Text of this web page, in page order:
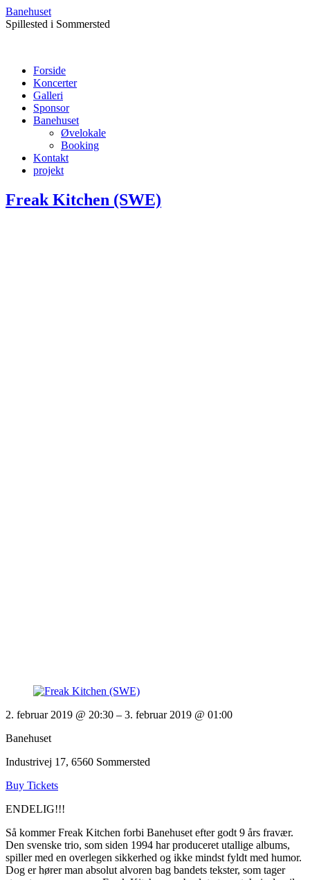
Banehuset
Spillested i Sommersted
Forside
Koncerter
Galleri
Sponsor
Banehuset
Øvelokale
Booking
Kontakt
projekt
Freak Kitchen (SWE)
2. februar 2019 @ 20:30 – 3. februar 2019 @ 01:00
Banehuset
Industrivej 17, 6560 Sommersted
Buy Tickets
ENDELIG!!!
Så kommer Freak Kitchen forbi Banehuset efter godt 9 års fravær.
Den svenske trio, som siden 1994 har produceret utallige albums,
spiller med en overlegen sikkerhed og ikke mindst fyldt med humor.
Dog er hører man absolut alvoren bag bandets tekster, som tager